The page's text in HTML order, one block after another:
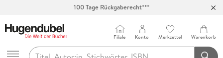
100 Tage Rückgaberecht***
Hugendubel
Filiale Konto Merkzettel Warenkorb